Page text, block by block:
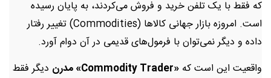
که فقط با یک تلفن خرید و فروش می‌کردند، به پایان رسیده
است. امروزه بازار جهانی کالاها (Commodities) تغییر رفتار
داده و دیگر نمی‌توان با فرمول‌های قدیمی در آن دوام آورد.
واقعیت این است که «Commodity Trader» مدرن
دیگر فقط